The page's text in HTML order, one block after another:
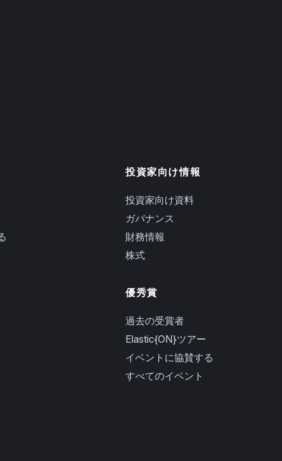
投資家向け情報
投資家向け資料
ガバナンス
財務情報
株式
優秀賞
過去の受賞者
Elastic{ON}ツアー
イベントに協賛する
すべてのイベント